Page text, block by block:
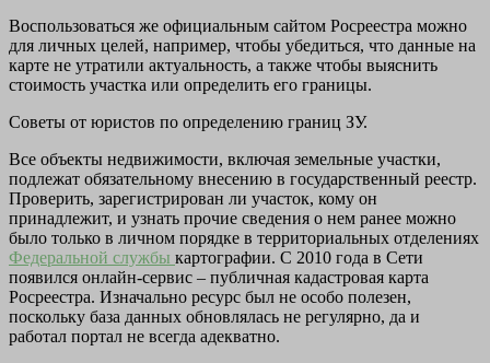
Воспользоваться же официальным сайтом Росреестра можно
для личных целей, например, чтобы убедиться, что данные на
карте не утратили актуальность, а также чтобы выяснить
стоимость участка или определить его границы.
Советы от юристов по определению границ ЗУ.
Все объекты недвижимости, включая земельные участки,
подлежат обязательному внесению в государственный реестр.
Проверить, зарегистрирован ли участок, кому он
принадлежит, и узнать прочие сведения о нем ранее можно
было только в личном порядке в территориальных отделениях
Федеральной службы картографии. С 2010 года в Сети
появился онлайн-сервис – публичная кадастровая карта
Росреестра. Изначально ресурс был не особо полезен,
поскольку база данных обновлялась не регулярно, да и
работал портал не всегда адекватно.